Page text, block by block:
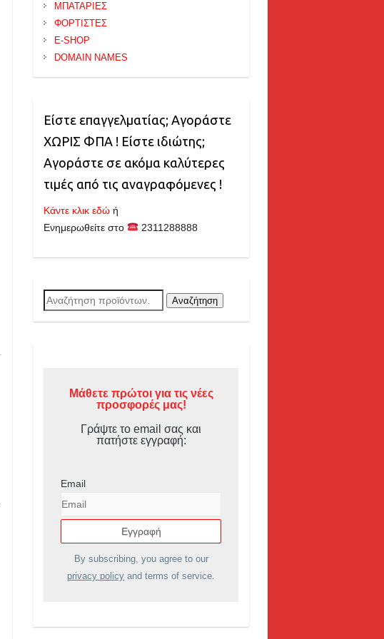
ΜΠΑΤΑΡΙΕΣ
ΦΟΡΤΙΣΤΕΣ
E-SHOP
DOMAIN NAMES
Είστε επαγγελματίας; Αγοράστε
ΧΩΡΙΣ ΦΠΑ ! Είστε ιδιώτης;
Αγοράστε σε ακόμα καλύτερες
τιμές από τις αναγραφόμενες !
Κάντε κλικ εδώ ή
Ενημερωθείτε στο
2311288888
Αναζήτηση
για:
Αναζήτηση
Μάθετε πρώτοι για τις νέες
προσφορές μας!
Γράψτε το email σας και
πατήστε εγγραφή:
Email
By subscribing, you agree to our
privacy policy and terms of service.